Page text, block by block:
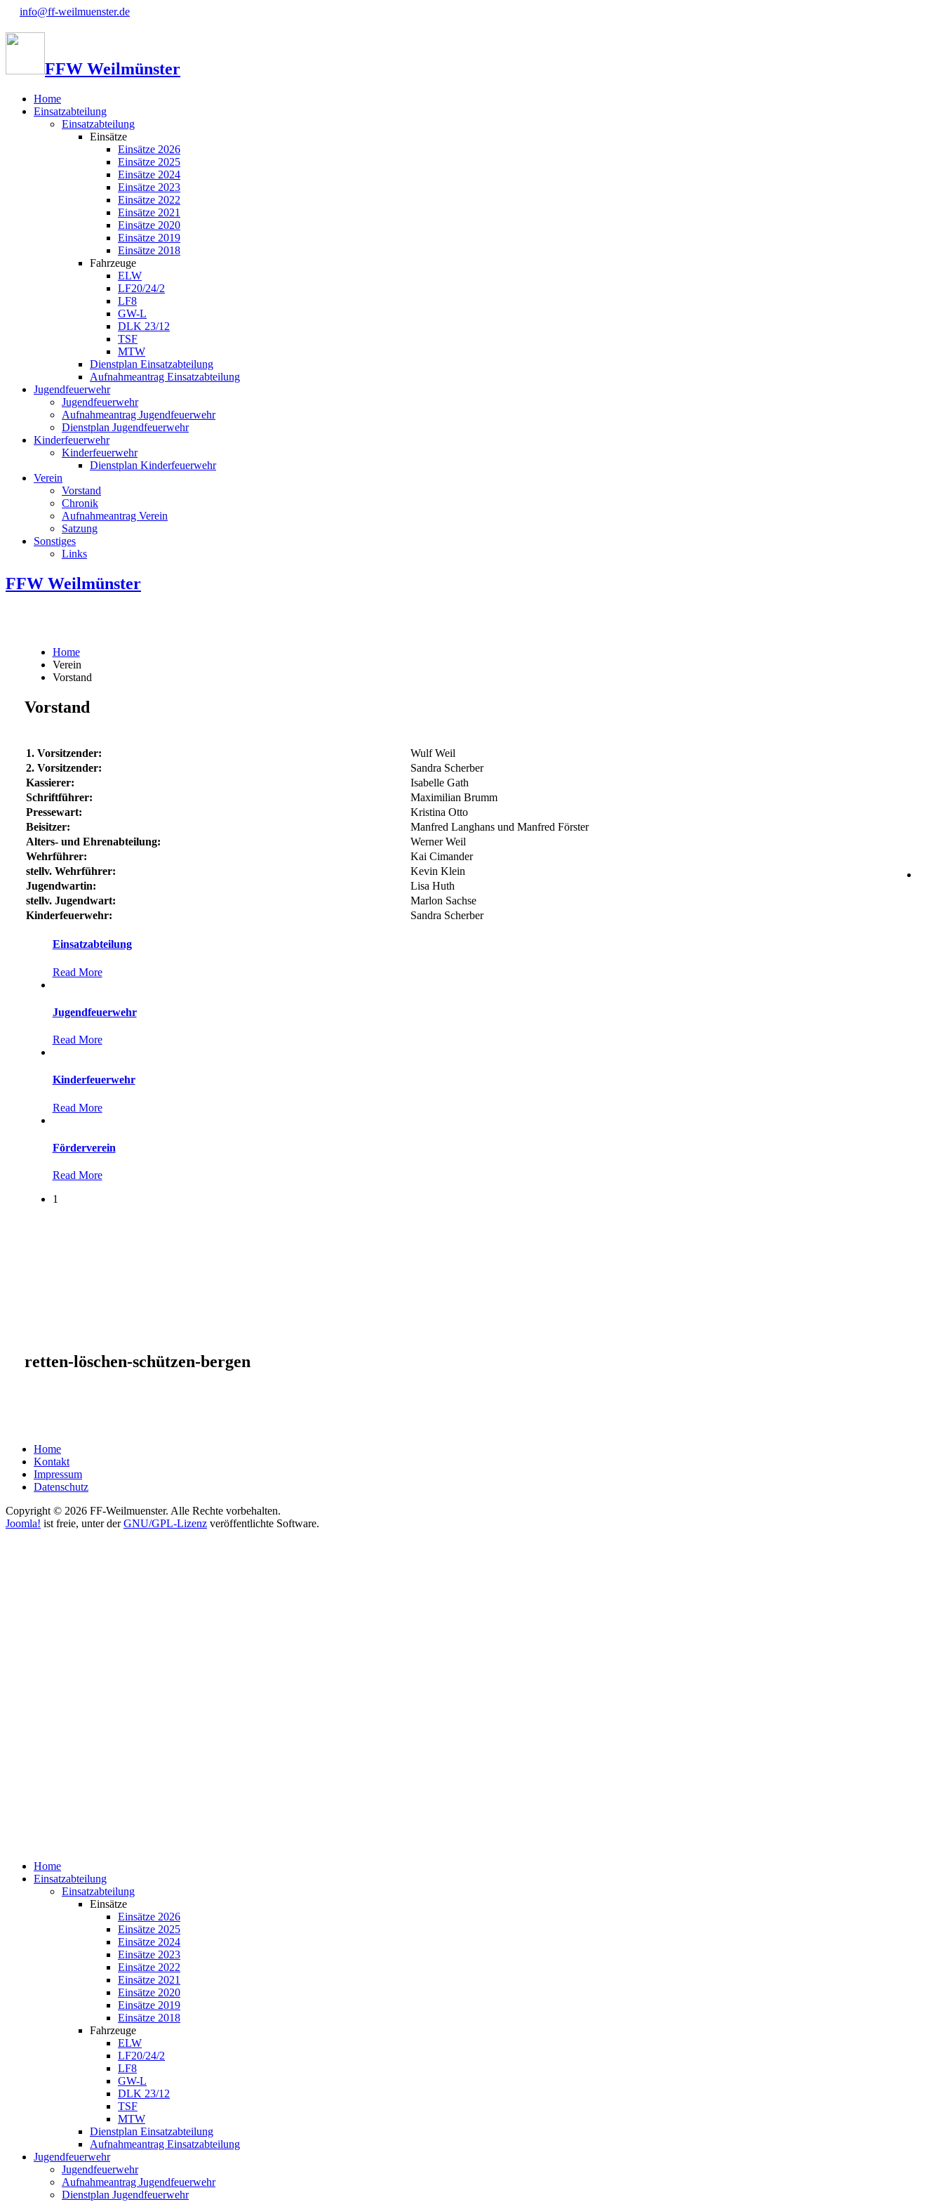
info@ff-weilmuenster.de
FFW Weilmünster
Home
Einsatzabteilung
Einsatzabteilung
Einsätze
Einsätze 2026
Einsätze 2025
Einsätze 2024
Einsätze 2023
Einsätze 2022
Einsätze 2021
Einsätze 2020
Einsätze 2019
Einsätze 2018
Fahrzeuge
ELW
LF20/24/2
LF8
GW-L
DLK 23/12
TSF
MTW
Dienstplan Einsatzabteilung
Aufnahmeantrag Einsatzabteilung
Jugendfeuerwehr
Jugendfeuerwehr
Aufnahmeantrag Jugendfeuerwehr
Dienstplan Jugendfeuerwehr
Kinderfeuerwehr
Kinderfeuerwehr
Dienstplan Kinderfeuerwehr
Verein
Vorstand
Chronik
Aufnahmeantrag Verein
Satzung
Sonstiges
Links
FFW Weilmünster
Home
Verein
Vorstand
Vorstand
1. Vorsitzender:
Wulf Weil
2. Vorsitzender:
Sandra Scherber
Kassierer:
Isabelle Gath
Schriftführer:
Maximilian Brumm
Pressewart:
Kristina Otto
Beisitzer:
Manfred Langhans und Manfred Förster
Alters- und Ehrenabteilung:
Werner Weil
Wehrführer:
Kai Cimander
stellv. Wehrführer:
Kevin Klein
Jugendwartin:
Lisa Huth
stellv. Jugendwart:
Marlon Sachse
Kinderfeuerwehr:
Sandra Scherber
Einsatzabteilung
Read More
Jugendfeuerwehr
Read More
Kinderfeuerwehr
Read More
Förderverein
Read More
1
retten-löschen-schützen-bergen
Home
Kontakt
Impressum
Datenschutz
Copyright © 2026 FF-Weilmuenster. Alle Rechte vorbehalten.
Joomla! ist freie, unter derGNU/GPL-Lizenz veröffentlichte Software.
Home
Einsatzabteilung
Einsatzabteilung
Einsätze
Einsätze 2026
Einsätze 2025
Einsätze 2024
Einsätze 2023
Einsätze 2022
Einsätze 2021
Einsätze 2020
Einsätze 2019
Einsätze 2018
Fahrzeuge
ELW
LF20/24/2
LF8
GW-L
DLK 23/12
TSF
MTW
Dienstplan Einsatzabteilung
Aufnahmeantrag Einsatzabteilung
Jugendfeuerwehr
Jugendfeuerwehr
Aufnahmeantrag Jugendfeuerwehr
Dienstplan Jugendfeuerwehr